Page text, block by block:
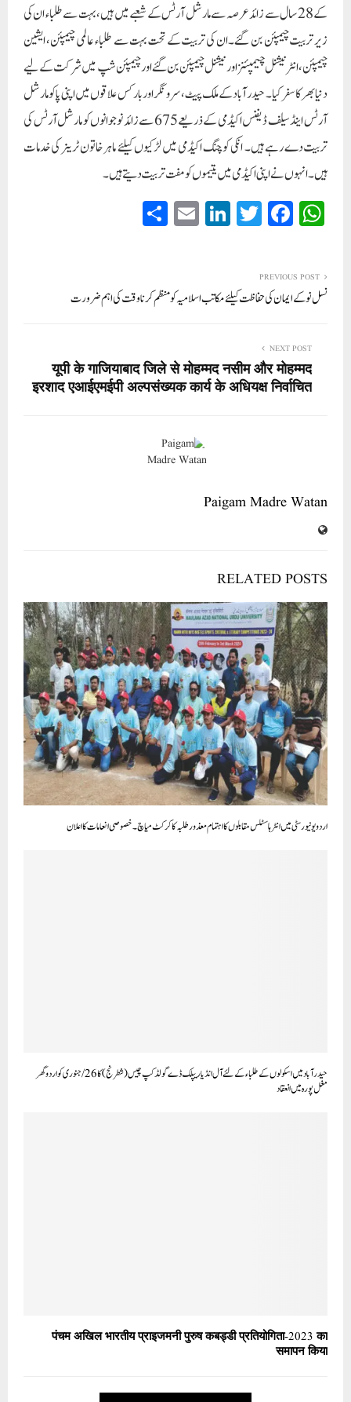
کے 28 سال سے زائد عرصہ سے مارشل آرٹس کے شعبے میں ہیں، بہت سے طلباء ان کی
زیر تربیت چیمپئن بن گئے۔ان کی تربیت کے تحت بہت سے طلباء عالمی چیمپئن، ایشین
چیمپئن، انٹرنیشنل چیمپئنز اور نیشنل چیمپئن بن گئے اور چیمپئن شپ میں شرکت کے لیے
دنیا بھر کا سفر کیا۔ حیدرآباد کے ملک پیٹ،سرو نگر اور بارکس علاقوں میں اپنی پاکو مارشل
آرٹس اینڈ سیلف ڈیفنس اکیڈمی کے ذریعے675 سے زائد نوجوانوں کو مارشل آرٹس کی
تربیت دے رہے ہیں۔ انکی کوچنگ اکیڈمی میں لڑکیوں کیلئے ماہرخاتون ٹرینر کی خدمات
ہیں۔ انہوں نے اپنی اکیڈمی میں یتیموں کو مفت تربیت دیتے ہیں۔
W
ha
A
pp
Fa
ce
ok
T
wi
r
Li
nk
In
E
m
PREVIOUS POST
نسل نو کے ایمان کی حفاظت کیلئےمکاتب اسلامیہ کومنظم کرنا وقت کی اہم ضرورت
NEXT POST
यूपी के गाजियाबाद जिले से मोहम्मद नसीम और मोहम्मद
इरशाद एआईएमईपी अल्पसंख्यक कार्य के अधियक्ष निर्वाचित
Paigam Madre Watan
RELATED POSTS
اردو یونیورسٹی میں انٹر ہاسٹلس مقابلوں کا اہتمام معذور طلبہ کا کرکٹ میاچ۔ خصوصی انعامات کا اعلان
حیدرآباد میں اسکو لوں کے طلباء کے لئے آل انڈیا ریپلک ڈے گولڈ کپ چیس (شطرنج) کا 26/ جنوری کواردو گھر
مغل پورہ میں انعقاد‎
पंचम अखिल भारतीय प्राइजमनी पुरुष कबड्डी प्रतियोगिता-2023 का
समापन किया